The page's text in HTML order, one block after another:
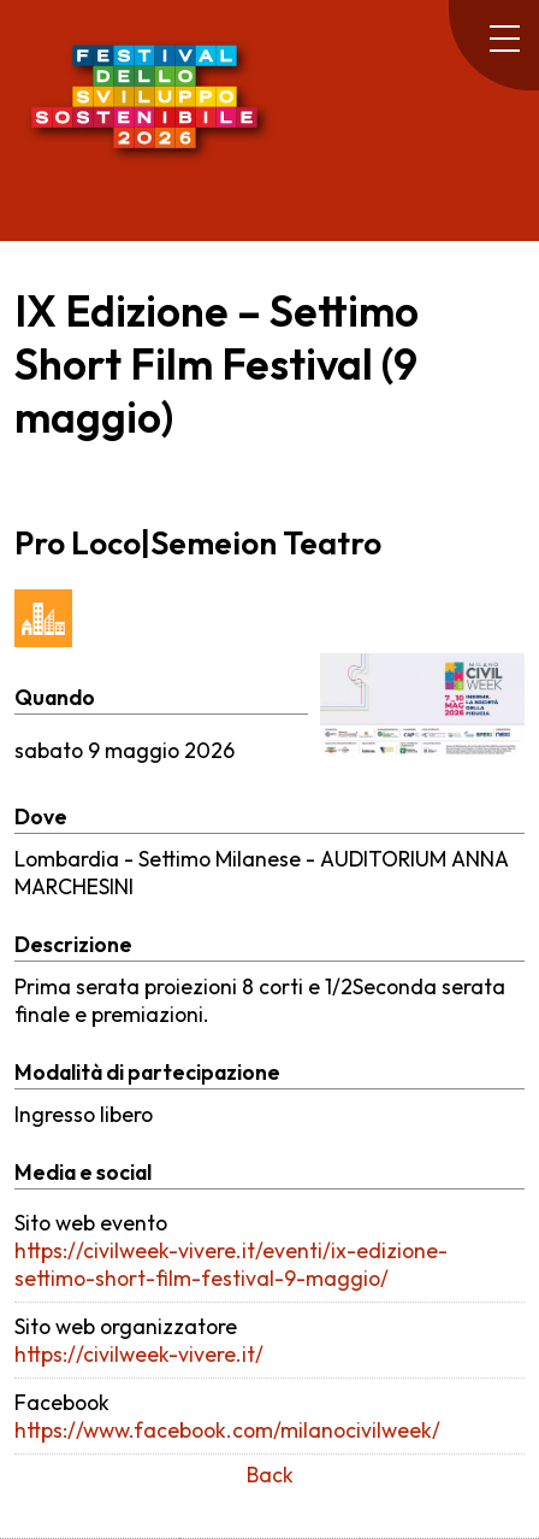
IX Edizione – Settimo
Short Film Festival (9
maggio)
Pro Loco|Semeion Teatro
Quando
sabato 9 maggio 2026
Dove
Lombardia - Settimo Milanese - AUDITORIUM ANNA
MARCHESINI
Descrizione
Prima serata proiezioni 8 corti e 1/2Seconda serata
finale e premiazioni.
Modalità di partecipazione
Ingresso libero
Media e social
Sito web evento
https://civilweek-vivere.it/eventi/ix-edizione-
settimo-short-film-festival-9-maggio/
Sito web organizzatore
https://civilweek-vivere.it/
Facebook
https://www.facebook.com/milanocivilweek/
Back